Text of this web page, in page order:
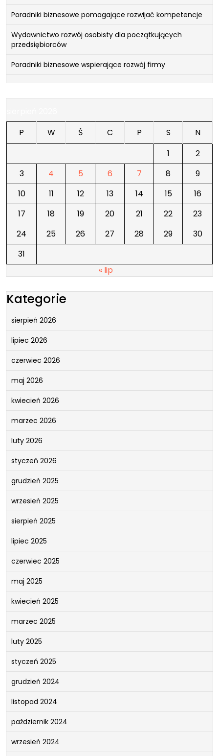
Poradniki biznesowe pomagające rozwijać kompetencje
Wydawnictwo rozwój osobisty dla początkujących
przedsiębiorców
Poradniki biznesowe wspierające rozwój firmy
P
W Ś C P S
N
1
2
3
4 5 6 7 8
9
10
11 12 13 14 15
16
17
18 19 20 21 22
23
24
25 26 27 28 29
30
31
« lip
Kategorie
sierpień 2026
lipiec 2026
czerwiec 2026
maj 2026
kwiecień 2026
marzec 2026
luty 2026
styczeń 2026
grudzień 2025
wrzesień 2025
sierpień 2025
lipiec 2025
czerwiec 2025
maj 2025
kwiecień 2025
marzec 2025
luty 2025
styczeń 2025
grudzień 2024
listopad 2024
październik 2024
wrzesień 2024